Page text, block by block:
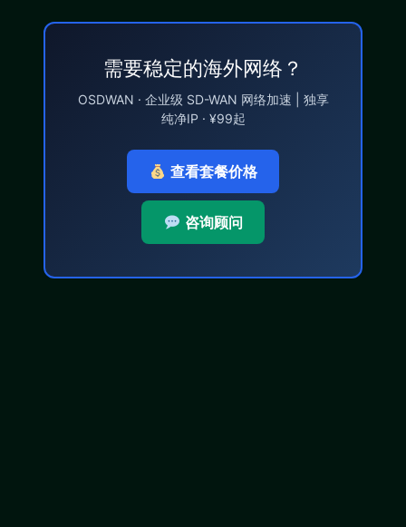
需要稳定的海外网络？
OSDWAN · 企业级 SD-WAN 网络加速 | 独享
纯净IP · ¥99起
查看套餐价格
咨询顾问